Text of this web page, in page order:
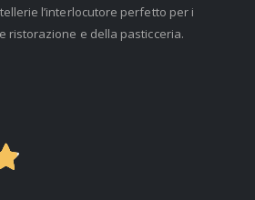
l’interlocutore perfetto per i
ristorazione e della pasticceria.